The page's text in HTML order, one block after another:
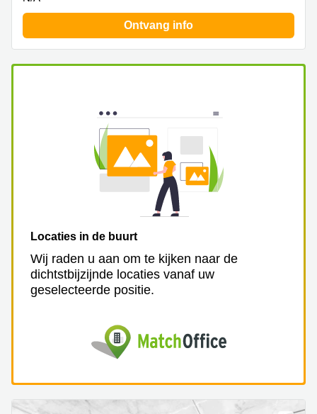
Ontvang info
Locaties in de buurt
Wij raden u aan om te kijken naar de
dichtstbijzijnde locaties vanaf uw
geselecteerde positie.